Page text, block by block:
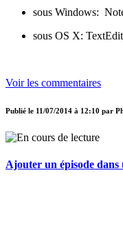
sous Windows:
sous OS X: TextEdit
Voir les commentaires
Publié le 11/07/2014 à 12:10 par
Ajouter un épisode dans